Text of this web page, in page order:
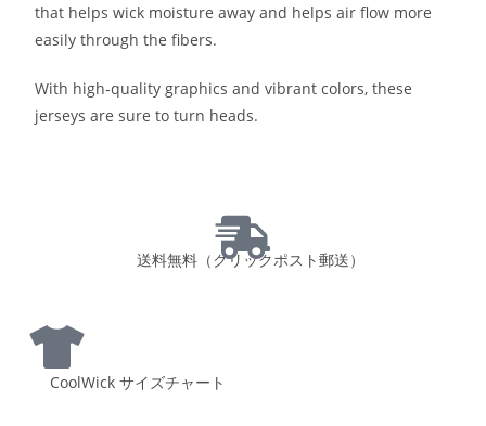
that helps wick moisture away and helps air flow more
easily through the fibers.
With high-quality graphics and vibrant colors, these
jerseys are sure to turn heads.
送料無料（クリックポスト郵送）
CoolWick サイズチャート